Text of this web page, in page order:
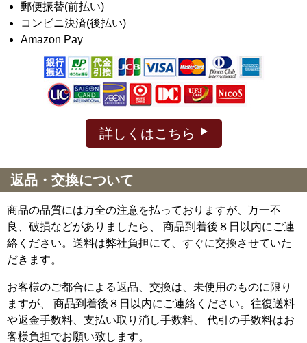
郵便振替(前払い)
コンビニ決済(後払い)
Amazon Pay
詳しくはこちら
返品・交換について
商品の品質には万全の注意を払っておりますが、万一不
良、破損などがありましたら、 商品到着後８日以内にご連
絡ください。送料は弊社負担にて、すぐに交換させていた
だきます。
お客様のご都合による返品、交換は、未使用のものに限り
ますが、
商品到着後８日以内にご連絡ください。往復送料
や返金手数料、支払い取り消し手数料、 代引の手数料はお
客様負担でお願い致します。